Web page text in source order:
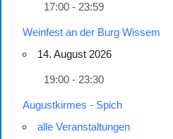
17:00 - 23:59
Weinfest an der Burg Wissem
14. August 2026
19:00 - 23:30
Augustkirmes - Spich
alle Veranstaltungen